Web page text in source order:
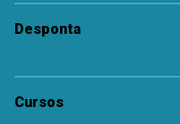
Desponta
Cursos